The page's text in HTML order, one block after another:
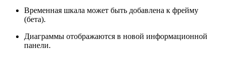
Временная шкала может быть добавлена к фрейму
(бета).
Диаграммы отображаются в новой информационной
панели.